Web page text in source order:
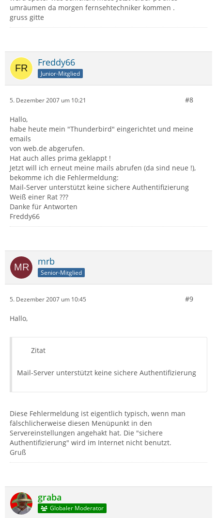
umräumen da morgen fernsehtechniker kommen .
gruss gitte
Freddy66
Junior-Mitglied
5. Dezember 2007 um 10:21 #8
Hallo,
habe heute mein "Thunderbird" eingerichtet und meine
emails
von web.de abgerufen.
Hat auch alles prima geklappt !
Jetzt will ich erneut meine mails abrufen (da sind neue !),
bekomme ich die Fehlermeldung:
Mail-Server unterstützt keine sichere Authentifizierung
Weiß einer Rat ???
Danke für Antworten
Freddy66
mrb
Senior-Mitglied
5. Dezember 2007 um 10:45 #9
Hallo,
Zitat
Mail-Server unterstützt keine sichere Authentifizierung
Diese Fehlermeldung ist eigentlich typisch, wenn man
fälschlicherweise diesen Menüpunkt in den
Servereinstellungen angehakt hat. Die "sichere
Authentifizierung" wird im Internet nicht benutzt.
Gruß
graba
Globaler Moderator